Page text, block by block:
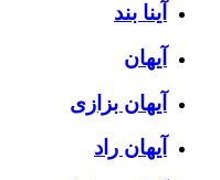
آینا بند
آیهان
آیهان بزازی
آیهان راد